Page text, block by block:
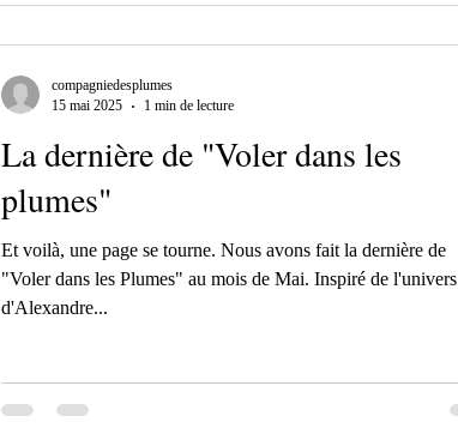
La dernière de "Voler dans les
plumes"
Et voilà, une page se tourne. Nous avons fait la dernière de
"Voler dans les Plumes" au mois de Mai. Inspiré de l'univers
d'Alexandre...
compagniedesplumes
15 mai 2025
1 min de lecture